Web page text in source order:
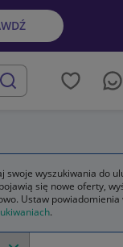
szukaj
skrzynka
swoje wyszukiwania do
się nowe oferty,
Ustaw powiadomienia
.